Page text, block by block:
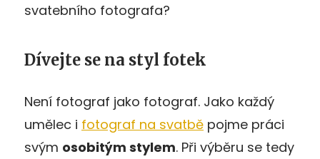
svatebního fotografa?
Dívejte se na styl fotek
Není fotograf jako fotograf. Jako každý
umělec i fotograf na svatbě pojme práci
svým osobitým stylem. Při výběru se tedy